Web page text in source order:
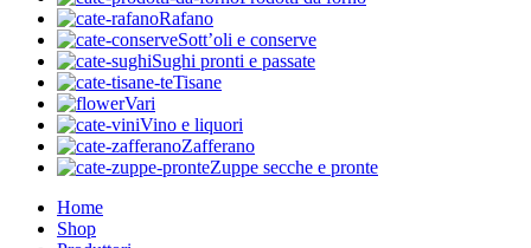
Rafano
Sott’oli e conserve
Sughi pronti e passate
Tisane
Vari
Vino e liquori
Zafferano
Zuppe secche e pronte
Home
Shop